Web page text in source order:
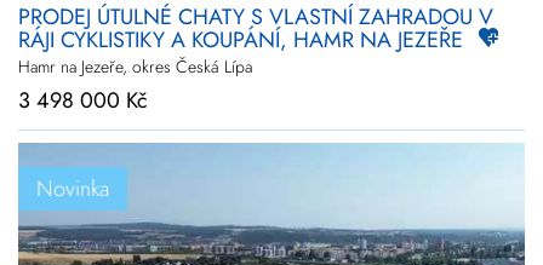
PRODEJ ÚTULNÉ CHATY S VLASTNÍ ZAHRADOU V
RÁJI CYKLISTIKY A KOUPÁNÍ, HAMR NA JEZEŘE
Hamr na Jezeře, okres Česká Lípa
3 498 000 Kč
Novinka